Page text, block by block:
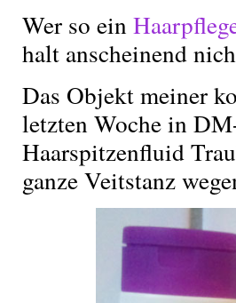
Wer so ein
halt anscheinend
Das Objekt meiner
letzten Woche in
Haarspitzenfluid
ganze Veitstanz